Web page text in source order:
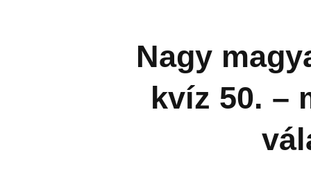
Nagy
kvíz 50. –